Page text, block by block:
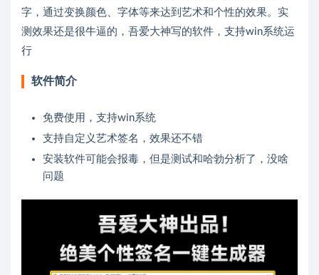
字，通过变换颜色、字体等来达到艺术和个性的效果。实
测效果还是很牛逼的，吾爱大神写的软件，支持win系统运
行
软件简介
免费使用，支持win系统
支持自定义艺术签名，效果还不错
安装软件可能会报毒，但是测试和哈勃分析了，没啥
问题